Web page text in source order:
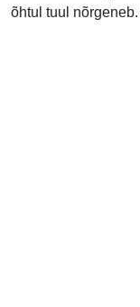
õhtul tuul